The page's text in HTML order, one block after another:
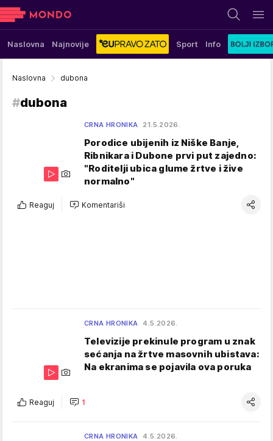
Naslovna Najnovije Sport Info
Naslovna dubona
#dubona
CRNA HRONIKA 21.5.2026.
Porodice ubijenih iz Niške Banje,
Ribnikara i Dubone prvi put zajedno:
"Roditelji ubica glume žrtve i žive
normalno"
Reaguj Komentariši
CRNA HRONIKA 4.5.2026.
Televizije prekinule program u znak
sećanja na žrtve masovnih ubistava:
Na ekranima se pojavila ova poruka
Reaguj 1
CRNA HRONIKA 4.5.2026.